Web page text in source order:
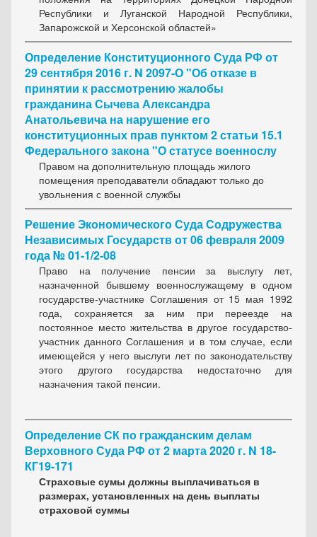
Республики и Луганской Народной Республики,
Запарожской и Херсонской областей»
Определение Конституционного Суда РФ от
29 сентября 2016 г. N 2097-О "Об отказе в
принятии к рассмотрению жалобы
гражданина Сычева Александра
Анатольевича на нарушение его
конституционных прав пунктом 2 статьи 15.1
Федерального закона "О статусе военнослу
Правом на дополнительную площадь жилого
помещения преподаватели обладают только до
увольнения с военной службы
Решение Экономического Суда Содружества
Независимых Государств от 06 февраля 2009
года № 01-1/2-08
Право на получение пенсии за выслугу лет,
назначенной бывшему военнослужащему в одном
государстве-участнике Соглашения от 15 мая 1992
года, сохраняется за ним при переезде на
постоянное место жительства в другое государство-
участник данного Соглашения и в том случае, если
имеющейся у него выслуги лет по законодательству
этого другого государства недостаточно для
назначения такой пенсии.
Определение СК по гражданским делам
Верховного Суда РФ от 2 марта 2020 г. N 18-
КГ19-171
Страховые сумы должны выплачиваться в
размерах, установленных на день выплаты
страховой суммы